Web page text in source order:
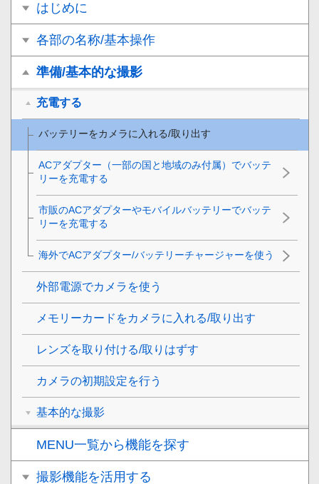
はじめに
各部の名称/基本操作
準備/基本的な撮影
充電する
バッテリーをカメラに入れる/取り出す
ACアダプター（一部の国と地域のみ付属）でバッテ
リーを充電する
市販のACアダプターやモバイルバッテリーでバッテ
リーを充電する
海外でACアダプター/バッテリーチャージャーを使う
外部電源でカメラを使う
メモリーカードをカメラに入れる/取り出す
レンズを取り付ける/取りはずす
カメラの初期設定を行う
基本的な撮影
MENU一覧から機能を探す
撮影機能を活用する